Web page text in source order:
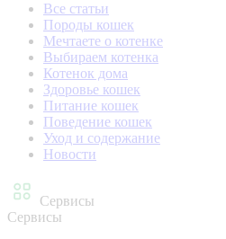
Все статьи
Породы кошек
Мечтаете о котенке
Выбираем котенка
Котенок дома
Здоровье кошек
Питание кошек
Поведение кошек
Уход и содержание
Новости
Сервисы
Сервисы